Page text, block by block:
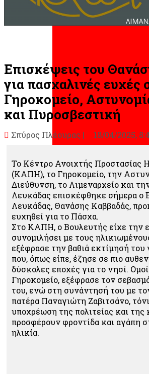
Επισκέψεις του
για πασχαλινές
Γηροκομείο,
και Πυροσβεστική
Σπύρος Πλέουρας | 18/04/2025,
Το Κέντρο Ανοιχτής Προστασίας
(ΚΑΠΗ), το Γηροκομείο, την
Διεύθυνση, το Λιμεναρχείο και
Λευκάδας επισκέφθηκε σήμερα ο
Λευκάδας, Θανάσης Καββαδάς,
ευχηθεί για το Πάσχα.
Στο ΚΑΠΗ, ο Βουλευτής είχε την
συνομιλήσει με τους
εξέφρασε την βαθιά εκτίμησή του
που, όπως είπε, έζησε σε πιο
δύσκολες εποχές για το νησί.
Γηροκομείο, εξέφρασε τον
του, ενώ στη συνάντησή του με
πατέρα Παναγιώτη Ζαβιτσάνο,
υποχρέωση της πολιτείας και της
προσφέρουν φροντίδα και αγάπη
ηλικία.